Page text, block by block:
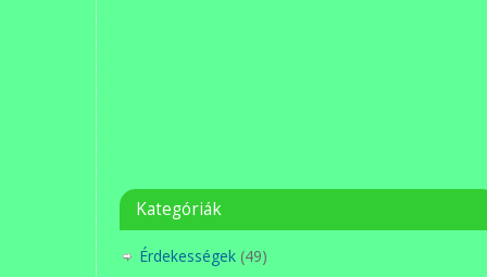
Kategóriák
Érdekességek (49)